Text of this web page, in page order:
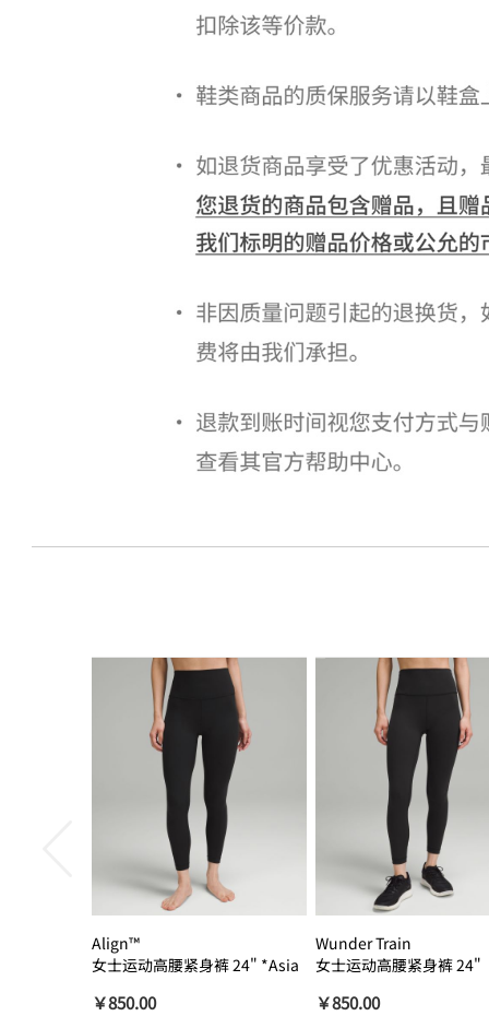
Align™
女士运动高腰紧身裤 24" *Asia
￥850.00
Wunder Train
女士运动高腰紧身裤 24"
￥850.00